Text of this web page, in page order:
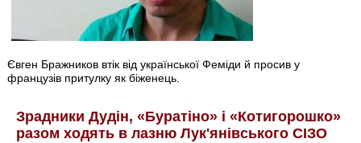
Євген Бражников втік від української Феміди й просив у
французів притулку як біженець.
Зрадники Дудін, «Буратіно» і «Котигорошко»
разом ходять в лазню Лук'янівського СІЗО